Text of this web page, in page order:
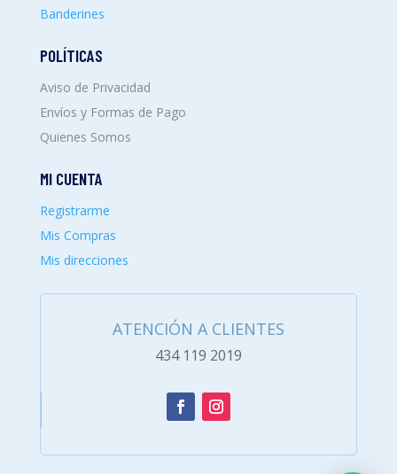
Banderines
POLÍTICAS
Aviso de Privacidad
Envíos y Formas de Pago
Quienes Somos
MI CUENTA
Registrarme
Mis Compras
Mis direcciones
ATENCIÓN A CLIENTES
434 119 2019